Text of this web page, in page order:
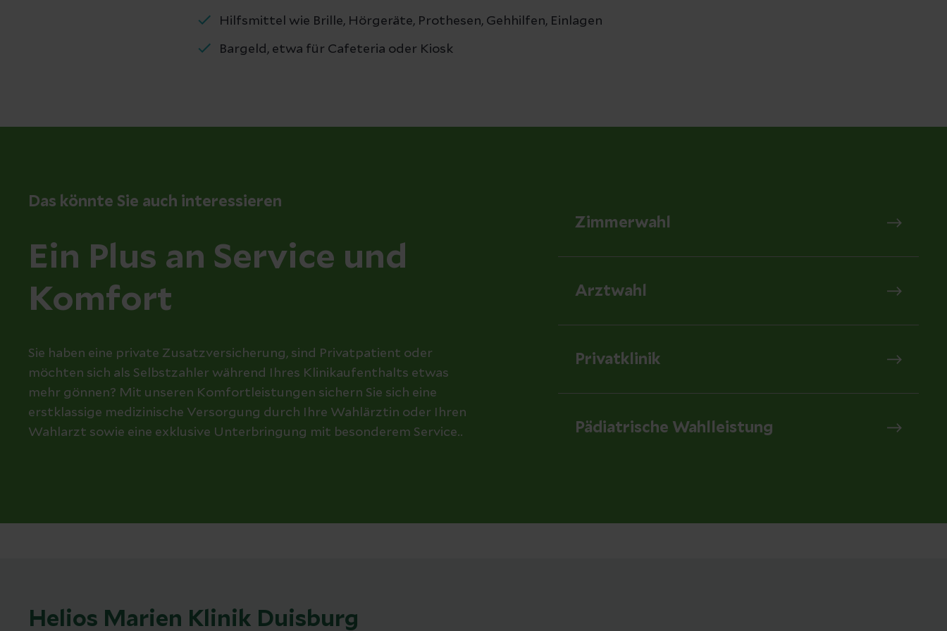
Hilfsmittel wie Brille, Hörgeräte, Prothesen, Gehhilfen, Einlagen
Bargeld, etwa für Cafeteria oder Kiosk
Das könnte Sie auch interessieren
Ein Plus an Service und
Komfort
Sie haben eine private Zusatzversicherung, sind Privatpatient oder
möchten sich als Selbstzahler während Ihres Klinikaufenthalts etwas
mehr gönnen? Mit unseren Komfortleistungen sichern Sie sich eine
erstklassige medizinische Versorgung durch Ihre Wahlärztin oder Ihren
Wahlarzt sowie eine exklusive Unterbringung mit besonderem Service..
Zimmerwahl
Arztwahl
Privatklinik
Pädiatrische Wahlleistung
Helios Marien Klinik Duisburg